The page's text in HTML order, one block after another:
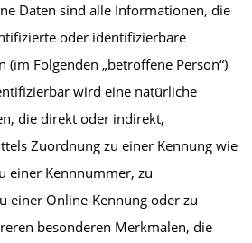
Daten sind alle Informationen, die
oder identifizierbare
(im Folgenden „betroffene Person“)
wird eine natürliche
die direkt oder indirekt,
Zuordnung zu einer Kennung wie
einer Kennnummer, zu
einer Online-Kennung oder zu
besonderen Merkmalen, die